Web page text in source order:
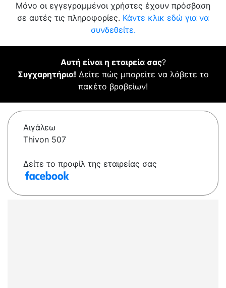
Μόνο οι εγγεγραμμένοι χρήστες έχουν πρόσβαση
σε αυτές τις πληροφορίες. Κάντε κλικ εδώ για να
συνδεθείτε.
Αυτή είναι η εταιρεία σας?
Συγχαρητήρια! Δείτε πώς μπορείτε να λάβετε το
πακέτο βραβείων!
Αιγάλεω
Thivon 507
Δείτε το προφίλ της εταιρείας σας